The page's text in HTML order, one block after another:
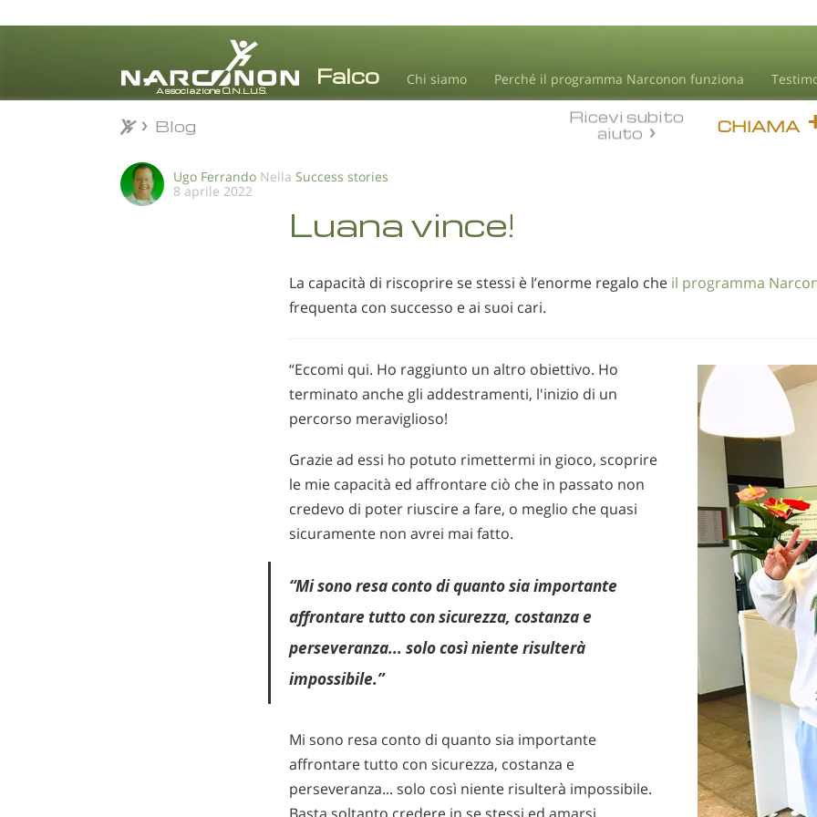
Chi siamo Perché il programma Narconon funziona
CHIAMA
Ricevi subito
aiuto
Blog
Ugo Ferrando Nella Success stories
8 aprile 2022
Luana vince!
La capacità di riscoprire se stessi è l’enorme regalo che il programma
frequenta con successo e ai suoi cari.
“Eccomi qui. Ho raggiunto un altro obiettivo. Ho
terminato anche gli addestramenti, l'inizio di un
percorso meraviglioso!
Grazie ad essi ho potuto rimettermi in gioco, scoprire
le mie capacità ed affrontare ciò che in passato non
credevo di poter riuscire a fare, o meglio che quasi
sicuramente non avrei mai fatto.
“Mi sono resa conto di quanto sia importante
affrontare tutto con sicurezza, costanza e
perseveranza... solo così niente risulterà
impossibile.”
Mi sono resa conto di quanto sia importante
affrontare tutto con sicurezza, costanza e
perseveranza... solo così niente risulterà impossibile.
Blog